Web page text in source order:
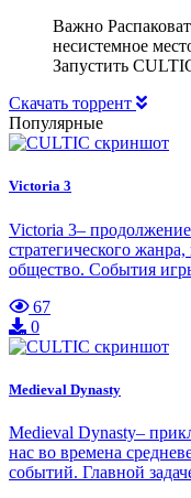
Важно
несистемное
Запустить
Скачать торрент
Популярные
Victoria 3
Victoria 3–
стратегического жанра,
общество. События
67
0
Medieval Dynasty
Medieval Dynasty–
нас во времена
событий. Главной